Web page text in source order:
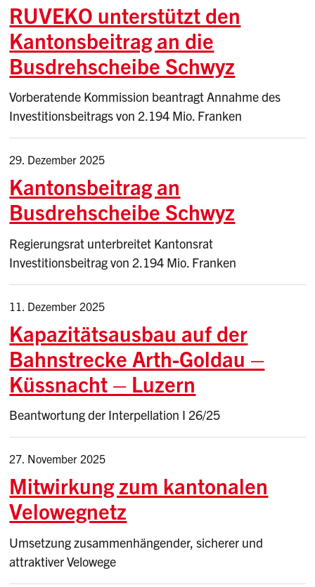
RUVEKO unterstützt den
Kantonsbeitrag an die
Busdrehscheibe Schwyz
Vorberatende Kommission beantragt Annahme des
Investitionsbeitrags von 2.194 Mio. Franken
Kantonsbeitrag an
Busdrehscheibe Schwyz
29. Dezember 2025
Regierungsrat unterbreitet Kantonsrat
Investitionsbeitrag von 2.194 Mio. Franken
Kapazitätsausbau auf der
Bahnstrecke Arth-Goldau –
Küssnacht – Luzern
11. Dezember 2025
Beantwortung der Interpellation I 26/25
Mitwirkung zum kantonalen
Velowegnetz
27. November 2025
Umsetzung zusammenhängender, sicherer und
attraktiver Velowege